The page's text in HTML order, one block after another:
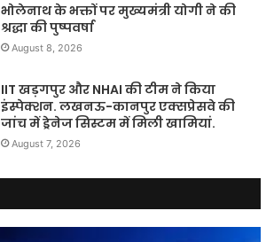
भोलेनाथ के भक्तों पर मुख्यमंत्री योगी ने की
श्रद्धा की पुष्पवर्षा
August 8, 2026
IIT खड़गपुर और NHAI की टीम ने किया
इंस्पेक्शन. लखनऊ-कानपुर एक्सप्रेसवे की
जांच में ड्रेनेज सिस्टम में मिली खामियां.
August 7, 2026